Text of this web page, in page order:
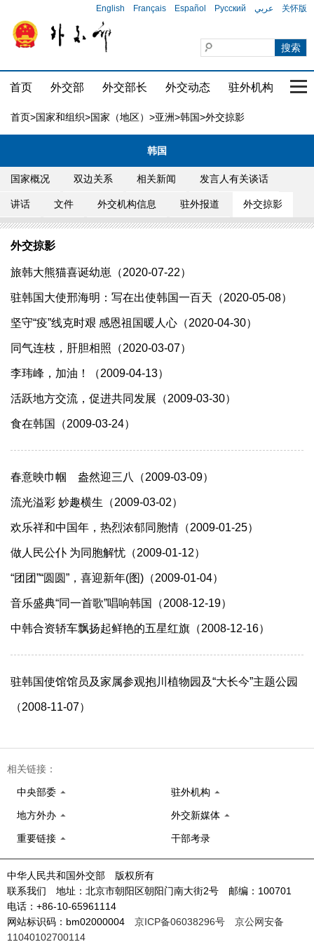
English Français Español Русский عربي 关怀版
首页 外交部 外交部长 外交动态 驻外机构 国
首页>国家和组织>国家（地区） >亚洲>韩国>外交掠影
韩国
国家概况 双边关系 相关新闻 发言人有关谈话
讲话 文件 外交机构信息 驻外报道 外交掠影
外交掠影
旅韩大熊猫喜诞幼崽（2020-07-22）
驻韩国大使邢海明：写在出使韩国一百天（2020-05-08）
坚守“疫”线克时艰 感恩祖国暖人心（2020-04-30）
同气连枝，肝胆相照（2020-03-07）
李玮峰，加油！（2009-04-13）
活跃地方交流，促进共同发展（2009-03-30）
食在韩国（2009-03-24）
春意映巾帼 盎然迎三八（2009-03-09）
流光溢彩 妙趣横生（2009-03-02）
欢乐祥和中国年，热烈浓郁同胞情（2009-01-25）
做人民公仆 为同胞解忧（2009-01-12）
“团团”“圆圆”，喜迎新年(图)（2009-01-04）
音乐盛典“同一首歌”唱响韩国（2008-12-19）
中韩合资轿车飘扬起鲜艳的五星红旗（2008-12-16）
驻韩国使馆馆员及家属参观抱川植物园及“大长今”主题公园
（2008-11-07）
相关链接：
中央部委 驻外机构
地方外办 外交新媒体
重要链接 干部考录
中华人民共和国外交部 版权所有
联系我们 地址：北京市朝阳区朝阳门南大街2号 邮编：100701
电话：+86-10-65961114
网站标识码：bm02000004 京ICP备06038296号
京公网安备
11040102700114